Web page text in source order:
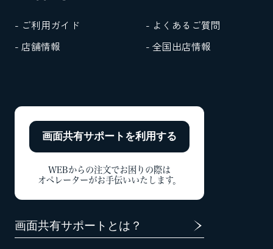
- ご利用ガイド
- よくあるご質問
- 店舗情報
- 全国出店情報
画面共有サポートを利用する
WEBからの注文でお困りの際は
オペレーターがお手伝いいたします。
画面共有サポートとは？